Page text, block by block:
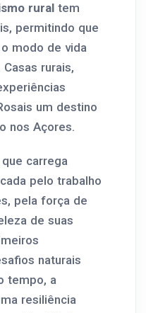
rural tem
permitindo que
modo de vida
rurais,
um destino
nos Açores.
carrega
pelo trabalho
pela força de
de suas
naturais
tempo, a
resiliência